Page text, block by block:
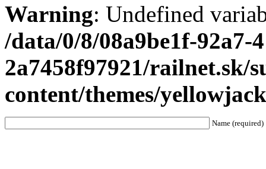
Warning: Undefined
/data/0/8/08a9be1f-92a7-
2a7458f97921/railnet.sk/
content/themes/
Name (required)